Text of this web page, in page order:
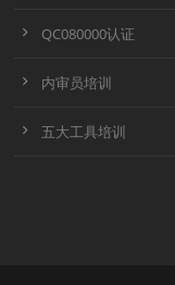
QC080000认证
内审员培训
五大工具培训